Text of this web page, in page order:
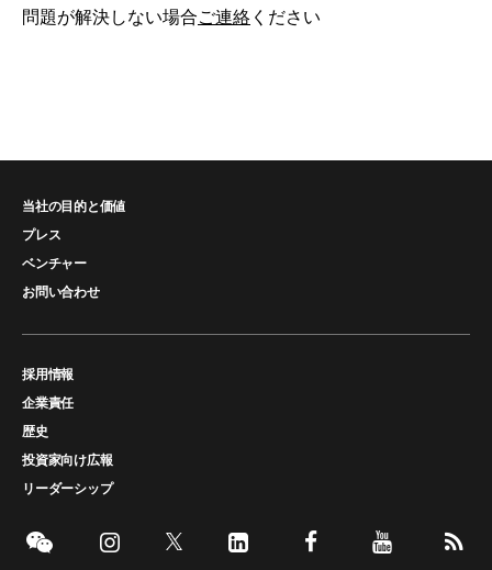
問題が解決しない場合ご連絡 ください
当社の目的と価値
プレス
ベンチャー
お問い合わせ
採用情報
企業責任
歴史
投資家向け広報
リーダーシップ